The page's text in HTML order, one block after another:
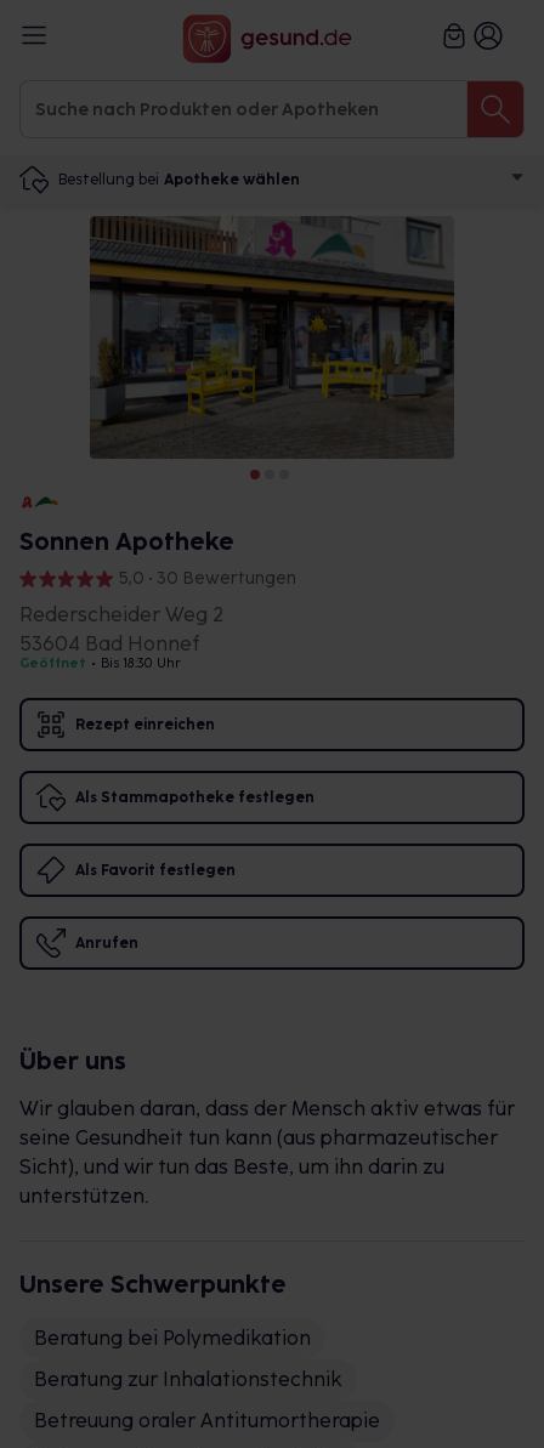
Bestellung bei Apotheke wählen
Sonnen Apotheke
5,0 • 30 Bewertungen
Rederscheider Weg 2
53604 Bad Honnef
Geöffnet • Bis 18:30 Uhr
Rezept einreichen
Als Stammapotheke festlegen
Als Favorit festlegen
Anrufen
Über uns
Wir glauben daran, dass der Mensch aktiv etwas für
seine Gesundheit tun kann (aus pharmazeutischer
Sicht), und wir tun das Beste, um ihn darin zu
unterstützen.
Unsere Schwerpunkte
Beratung bei Polymedikation
Beratung zur Inhalationstechnik
Betreuung oraler Antitumortherapie